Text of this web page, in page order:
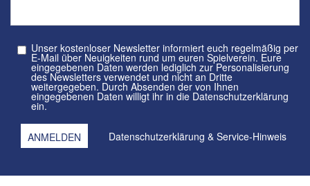
Unser kostenloser Newsletter informiert euch regelmäßig per
E-Mail über Neuigkeiten rund um euren Spielverein. Eure
eingegebenen Daten werden lediglich zur Personalisierung
des Newsletters verwendet und nicht an Dritte
weitergegeben. Durch Absenden der von Ihnen
eingegebenen Daten willigt ihr in die Datenschutzerklärung
ein.
Datenschutzerklärung & Service-Hinweis